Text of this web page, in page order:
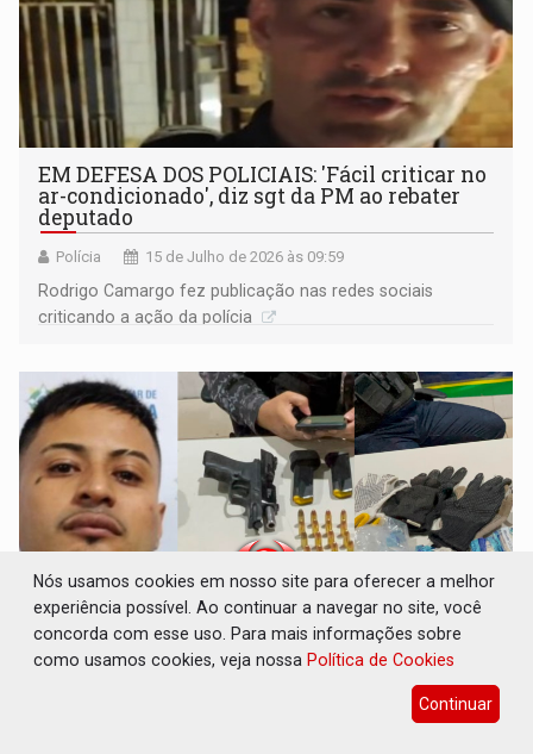
EM DEFESA DOS POLICIAIS: 'Fácil criticar no
ar-condicionado', diz sgt da PM ao rebater
deputado
Polícia 15 de Julho de 2026 às 09:59
Rodrigo Camargo fez publicação nas redes sociais
criticando a ação da polícia
VULGO 'JOGADOR': Criminoso do PCC morre
Nós usamos cookies em nosso site para oferecer a melhor
experiência possível. Ao continuar a navegar no site, você
concorda com esse uso. Para mais informações sobre
como usamos cookies, veja nossa Política de Cookies
Continuar